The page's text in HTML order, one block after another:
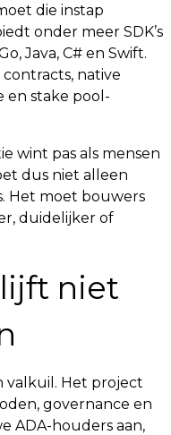
die instap
onder meer SDK’s
Java, C# en Swift.
native
en stake pool-
wint pas als mensen
dus niet alleen
Het moet bouwers
duidelijker of
niet
valkuil. Het project
governance en
ADA-houders aan,